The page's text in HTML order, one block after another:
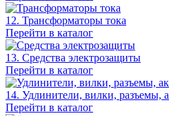
12. Трансформаторы тока
Перейти в каталог
13. Средства электрозащиты
Перейти в каталог
14. Удлинители, вилки, разъемы,
Перейти в каталог